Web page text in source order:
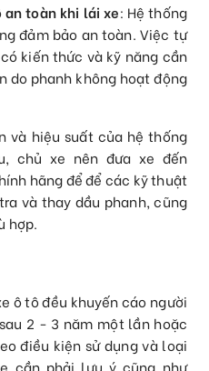
an toàn khi lái xe: Hệ thống
đảm bảo an toàn. Việc tự
kiến thức và kỹ năng cần
do phanh không hoạt động
và hiệu suất của hệ thống
chủ xe nên đưa xe đến
hãng để để các kỹ thuật
và thay dầu phanh, cũng
hợp.
ô tô đều khuyến cáo người
2 - 3 năm một lần hoặc
điều kiện sử dụng và loại
cần phải lưu ý cũng như